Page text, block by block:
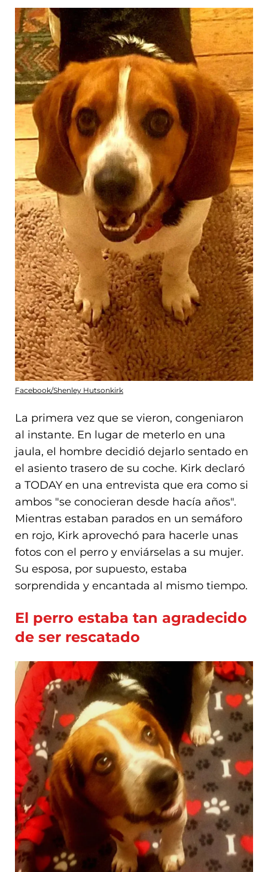
Facebook/Shenley Hutsonkirk
La primera vez que se vieron, congeniaron
al instante. En lugar de meterlo en una
jaula, el hombre decidió dejarlo sentado en
el asiento trasero de su coche. Kirk declaró
a TODAY en una entrevista que era como si
ambos "se conocieran desde hacía años".
Mientras estaban parados en un semáforo
en rojo, Kirk aprovechó para hacerle unas
fotos con el perro y enviárselas a su mujer.
Su esposa, por supuesto, estaba
sorprendida y encantada al mismo tiempo.
El perro estaba tan agradecido
de ser rescatado